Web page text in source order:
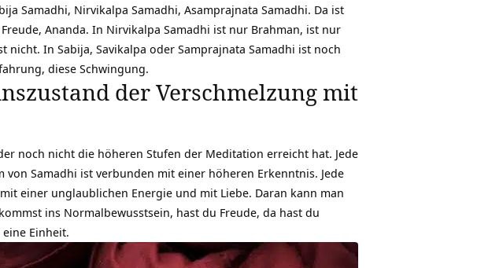
Samadhi, Nirvikalpa Samadhi, Asamprajnata Samadhi. Da ist
Ananda. In Nirvikalpa Samadhi ist nur Brahman, ist nur
In Sabija, Savikalpa oder Samprajnata Samadhi ist noch
diese Schwingung.
der Verschmelzung mit
noch nicht die höheren Stufen der Meditation erreicht hat. Jede
von Samadhi ist verbunden mit einer höheren Erkenntnis. Jede
einer unglaublichen Energie und mit Liebe. Daran kann man
ins Normalbewusstsein, hast du Freude, da hast du
Einheit.